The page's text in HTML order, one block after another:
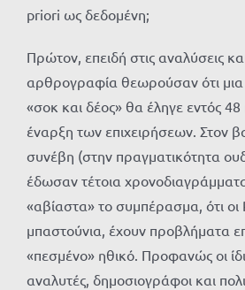
priori ως δεδομένη;
Πρώτον, επειδή στις αναλύσεις
αρθρογραφία θεωρούσαν ότι μια
«σοκ και δέος» θα έληγε εντός
έναρξη των επιχειρήσεων. Στον
συνέβη (στην πραγματικότητα
έδωσαν τέτοια
«αβίαστα» το συμπέρασμα, ότι
μπαστούνια, έχουν προβλήματα
«πεσμένο» ηθικό. Προφανώς οι
αναλυτές, δημοσιογράφοι και